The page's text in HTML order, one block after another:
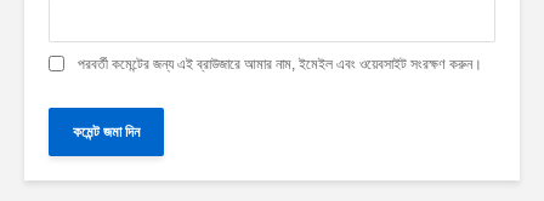
পরবর্তী কমেন্টের জন্য এই ব্রাউজারে আমার নাম, ইমেইল এবং ওয়েবসাইট সংরক্ষণ করুন।